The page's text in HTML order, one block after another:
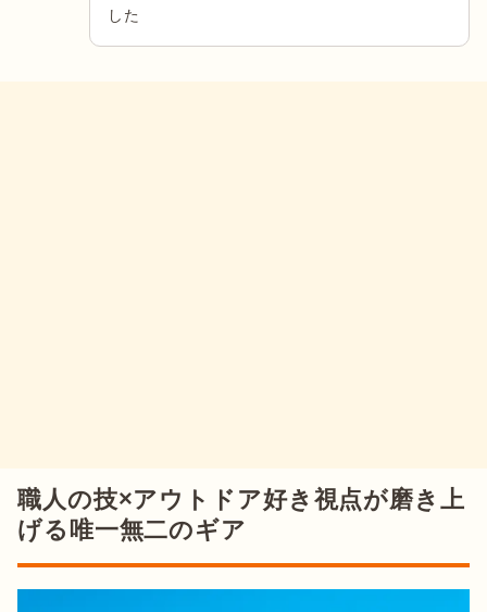
した
職人の技×アウトドア好き視点が磨き上
げる唯一無二のギア